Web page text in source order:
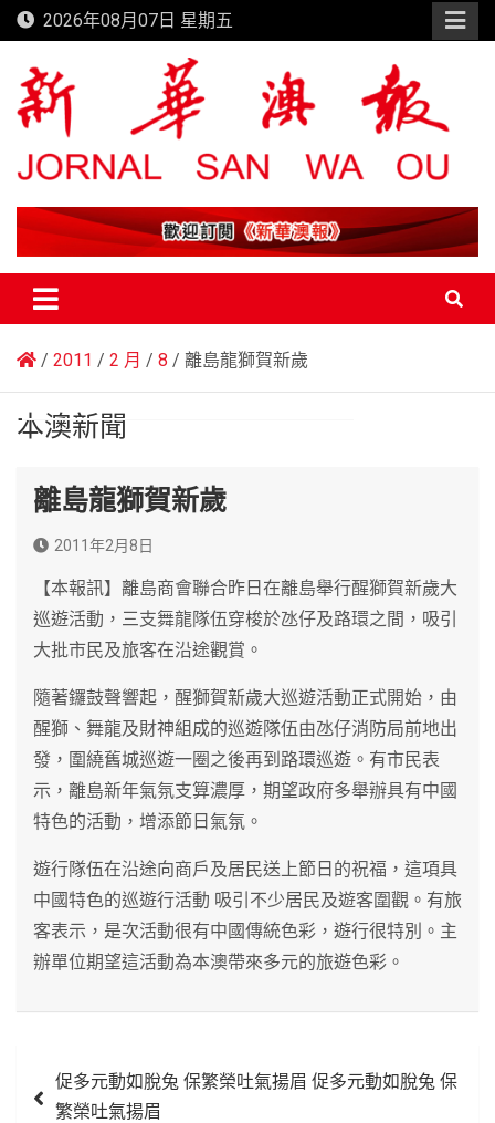
Skip
to
content
2026年08月07日 星期五
新華澳報
2011 2 月 8 離島龍獅賀新歲
本澳新聞
離島龍獅賀新歲
2011年2月8日
【本報訊】離島商會聯合昨日在離島舉行醒獅賀新歲大
巡遊活動，三支舞龍隊伍穿梭於氹仔及路環之間，吸引
大批市民及旅客在沿途觀賞。
隨著鑼鼓聲響起，醒獅賀新歲大巡遊活動正式開始，由
醒獅、舞龍及財神組成的巡遊隊伍由氹仔消防局前地出
發，圍繞舊城巡遊一圈之後再到路環巡遊。有市民表
示，離島新年氣氛支算濃厚，期望政府多舉辦具有中國
特色的活動，增添節日氣氛。
遊行隊伍在沿途向商戶及居民送上節日的祝福，這項具
中國特色的巡遊行活動 吸引不少居民及遊客圍觀。有旅
客表示，是次活動很有中國傳統色彩，遊行很特別。主
辦單位期望這活動為本澳帶來多元的旅遊色彩。
章 促多元動如脫兔 保繁榮吐氣揚眉 促多元動如脫兔 保
繁榮吐氣揚眉